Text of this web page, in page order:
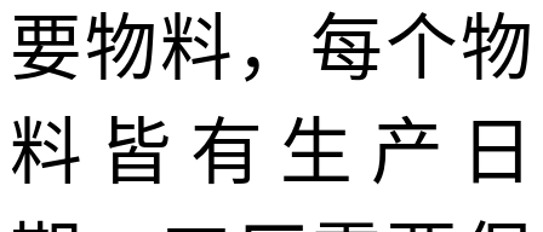
要物料，每个物
料皆有生产日